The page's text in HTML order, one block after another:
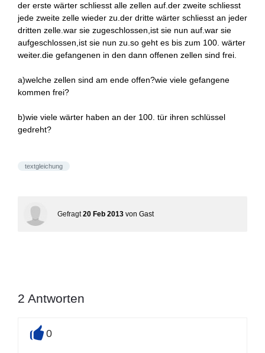
der erste wärter schliesst alle zellen auf.der zweite schliesst
jede zweite zelle wieder zu.der dritte wärter schliesst an jeder
dritten zelle.war sie zugeschlossen,ist sie nun auf.war sie
aufgeschlossen,ist sie nun zu.so geht es bis zum 100. wärter
weiter.die gefangenen in den dann offenen zellen sind frei.
a)welche zellen sind am ende offen?wie viele gefangene
kommen frei?
b)wie viele wärter haben an der 100. tür ihren schlüssel
gedreht?
textgleichung
Gefragt 20 Feb 2013 von Gast
2 Antworten
0